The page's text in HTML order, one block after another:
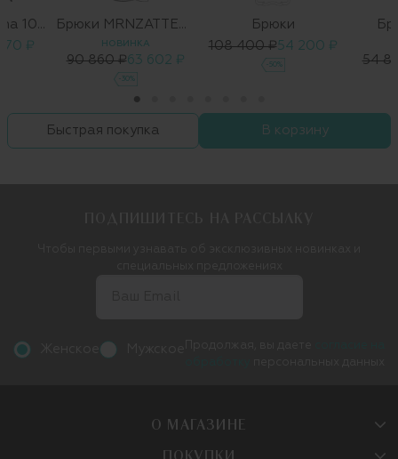
₽
НОВИНКА
90 860 ₽63 602 ₽
-30%
Брюки
108 400 ₽ 54 200 ₽
-50% 54
Быстрая покупка В корзину
О МАГАЗИНЕ
ПОКУПКИ